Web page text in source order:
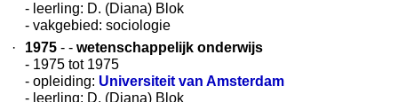
- leerling: D. (Diana) Blok
- vakgebied: sociologie
·
1975 - - wetenschappelijk onderwijs
- 1975 tot 1975
- opleiding: Universiteit van Amsterdam
- leerling: D. (Diana) Blok